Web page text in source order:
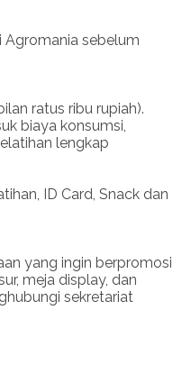
Agromania sebelum
ratus ribu rupiah).
biaya konsumsi,
lengkap
ID Card, Snack dan
yang ingin berpromosi
meja display, dan
sekretariat